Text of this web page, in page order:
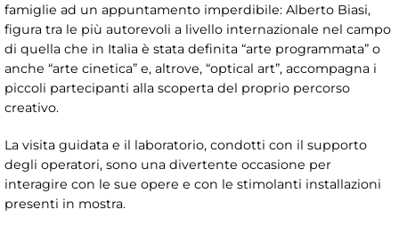
famiglie ad un appuntamento imperdibile: Alberto Biasi,
figura tra le più autorevoli a livello internazionale nel campo
di quella che in Italia è stata definita “arte programmata” o
anche “arte cinetica” e, altrove, “optical art”, accompagna i
piccoli partecipanti alla scoperta del proprio percorso
creativo.
La visita guidata e il laboratorio, condotti con il supporto
degli operatori, sono una divertente occasione per
interagire con le sue opere e con le stimolanti installazioni
presenti in mostra.